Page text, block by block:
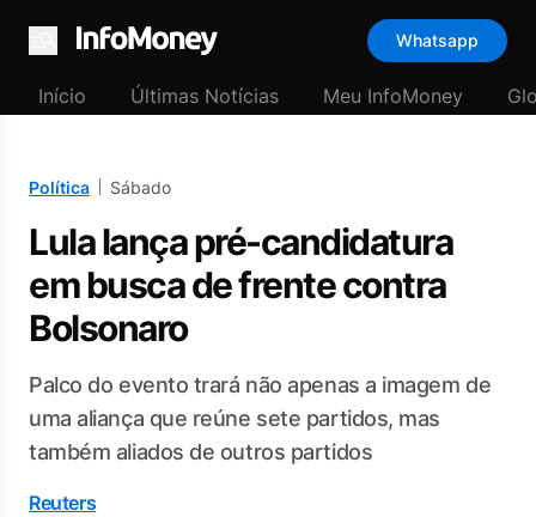
Menu
Whatsapp
Início Últimas Notícias Meu InfoMoney
Política Sábado
Lula lança pré-candidatura
em busca de frente contra
Bolsonaro
Palco do evento trará não apenas a imagem de
uma aliança que reúne sete partidos, mas
também aliados de outros partidos
Reuters